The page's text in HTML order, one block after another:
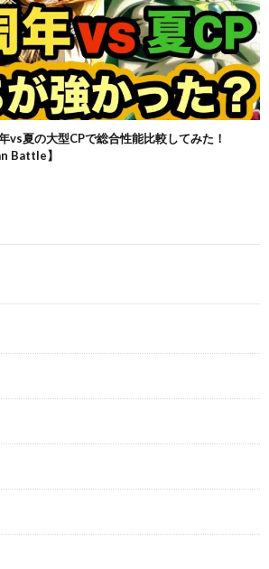
vs夏の大型CPで総合性能比較してみた！
Battle】